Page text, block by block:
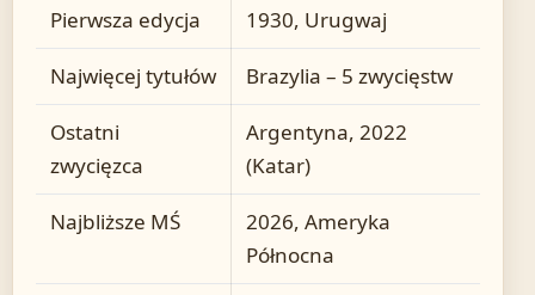
Pierwsza edycja 1930, Urugwaj
Najwięcej tytułów Brazylia – 5 zwycięstw
Ostatni
zwycięzca
Argentyna, 2022
(Katar)
Najbliższe MŚ
2026, Ameryka
Północna